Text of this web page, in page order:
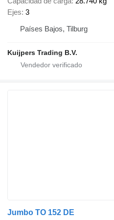
Ejes 3
Países Bajos, Tilburg
Kuijpers Trading B.V.
Jumbo TO 152 DE